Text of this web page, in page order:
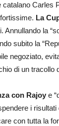
Carles
La
Annullando la
subito la
negoziato,
di un tracollo
con Rajoy e
i
con tutta la